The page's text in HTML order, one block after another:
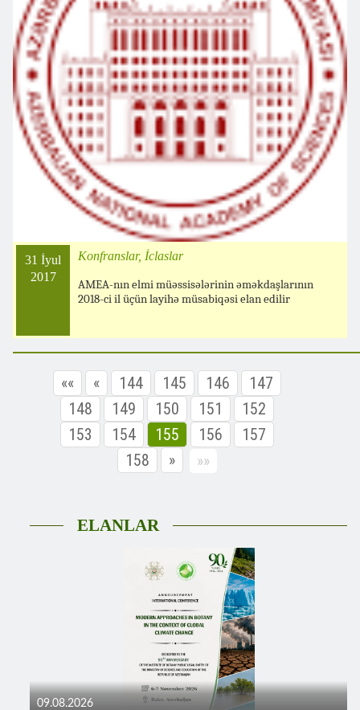
31 İyul
2017
Konfranslar, İclaslar
AMEA-nın elmi müəssisələrinin əməkdaşlarının
2018-ci il üçün layihə müsabiqəsi elan edilir
«« « 144 145 146
147
148
149 150 151
152
153
154 155 156
157
158
» »»
ELANLAR
09.08.2026